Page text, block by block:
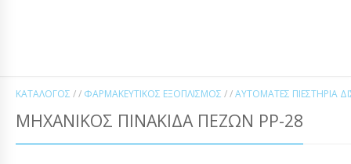
ΚΑΤΆΛΟΓΟΣ / / ΦΑΡΜΑΚΕΥΤΙΚΌΣ ΕΞΟΠΛΙΣΜΌΣ / /ΑΥΤΌΜΑΤΕΣ ΠΙΕΣΤΉΡΙΑ
ΜΗΧΑΝΙΚΌΣ ΠΙΝΑΚΊΔΑ ΠΕΖΏΝ PP-28